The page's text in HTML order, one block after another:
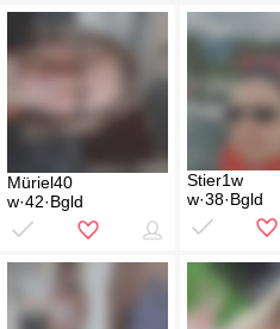
Müriel40
w·42·Bgld
Stier1w
w·38·Bgld